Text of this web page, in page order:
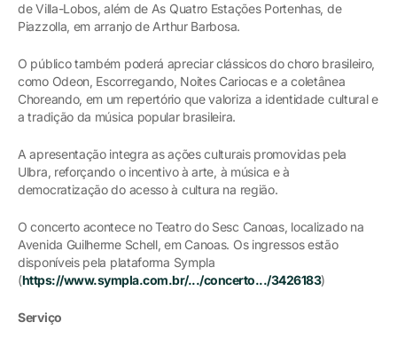
de Villa-Lobos, além de As Quatro Estações Portenhas, de
Piazzolla, em arranjo de Arthur Barbosa.
O público também poderá apreciar clássicos do choro brasileiro,
como Odeon, Escorregando, Noites Cariocas e a coletânea
Choreando, em um repertório que valoriza a identidade cultural e
a tradição da música popular brasileira.
A apresentação integra as ações culturais promovidas pela
Ulbra, reforçando o incentivo à arte, à música e à
democratização do acesso à cultura na região.
O concerto acontece no Teatro do Sesc Canoas, localizado na
Avenida Guilherme Schell, em Canoas. Os ingressos estão
disponíveis pela plataforma Sympla
(https://www.sympla.com.br/.../concerto.../3426183)
Serviço